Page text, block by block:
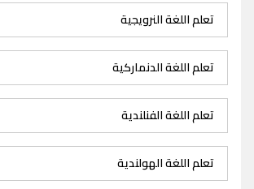
تعلم اللغة النرويجية
تعلم اللغة الدنماركية
تعلم اللغة الفنلندية
تعلم اللغة الهولندية